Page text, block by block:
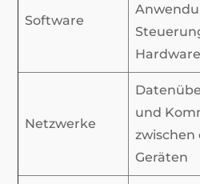
Software
Hardware
Netzwerke
und
zwischen
Geräten